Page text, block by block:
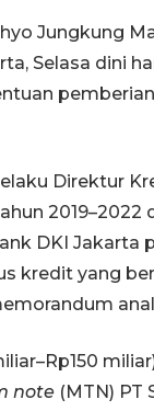
Jungkung
Selasa dini
Direktur
2019–2022
DKI Jakarta
kredit yang
note (MTN) PT